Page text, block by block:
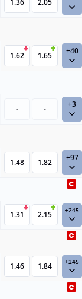
1.36 2.05
1.62 1.65 +40
- - +3
1.48 1.82 +97
1.31 2.15 +245
1.46 1.84 +245